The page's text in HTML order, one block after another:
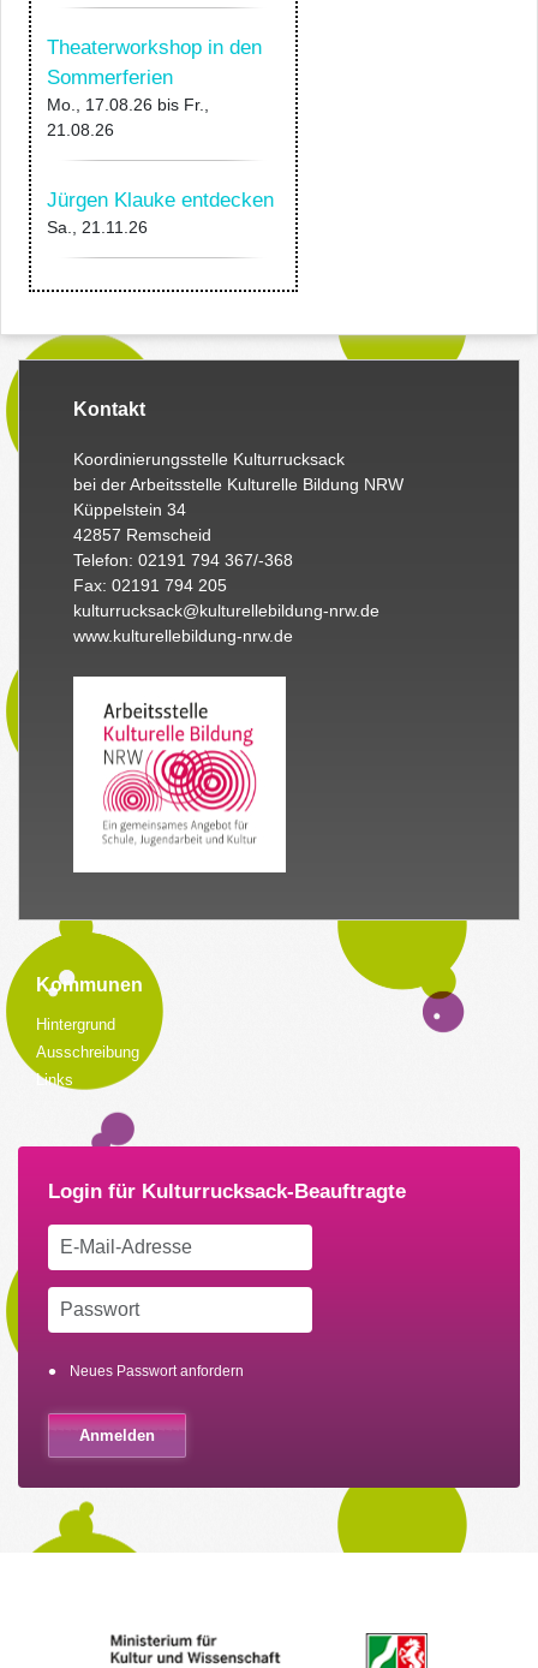
Theaterworkshop in den
Sommerferien
Mo., 17.08.26 bis Fr.,
21.08.26
Jürgen Klauke entdecken
Sa., 21.11.26
Kontakt
Koordinierungsstelle Kulturrucksack
bei der Arbeitsstelle Kulturelle Bildung NRW
Küppelstein 34
42857 Remscheid
Telefon: 02191 794 367/-368
Fax: 02191 794 205
kulturrucksack@kulturellebildung-nrw.de
www.kulturellebildung-nrw.de
Kommunen
Hintergrund
Ausschreibung
Links
Neues Passwort anfordern